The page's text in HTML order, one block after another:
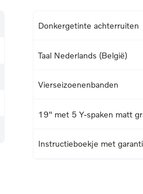
Donkergetinte achterruiten
Taal Nederlands (België)
Vierseizoenenbanden
19" met 5 Y-spaken matt
Instructieboekje met